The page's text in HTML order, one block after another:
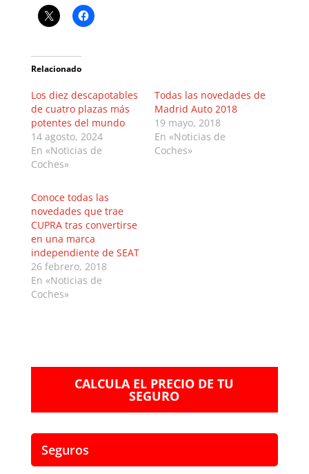
Relacionado
Los diez descapotables
de cuatro plazas más
potentes del mundo
14 agosto, 2024
En «Noticias de
Coches»
Todas las novedades de
Madrid Auto 2018
19 mayo, 2018
En «Noticias de
Coches»
Conoce todas las
novedades que trae
CUPRA tras convertirse
en una marca
independiente de SEAT
26 febrero, 2018
En «Noticias de
Coches»
CALCULA EL PRECIO DE TU
SEGURO
Seguros